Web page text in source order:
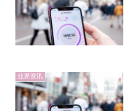
业界资讯